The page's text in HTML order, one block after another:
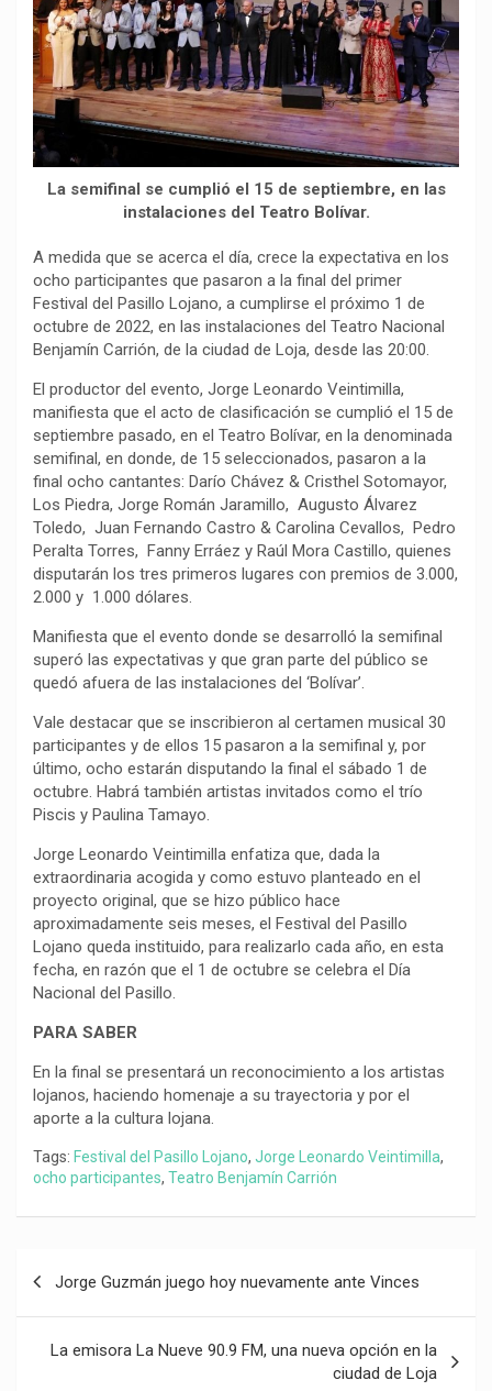
o
k
p
p
a
m
n
k
t
r
La semifinal se cumplió el 15 de septiembre, en las
instalaciones del Teatro Bolívar.
A medida que se acerca el día, crece la expectativa en los
ocho participantes que pasaron a la final del primer
Festival del Pasillo Lojano, a cumplirse el próximo 1 de
octubre de 2022, en las instalaciones del Teatro Nacional
Benjamín Carrión, de la ciudad de Loja, desde las 20:00.
El productor del evento, Jorge Leonardo Veintimilla,
manifiesta que el acto de clasificación se cumplió el 15 de
septiembre pasado, en el Teatro Bolívar, en la denominada
semifinal, en donde, de 15 seleccionados, pasaron a la
final ocho cantantes: Darío Chávez & Cristhel Sotomayor,
Los Piedra, Jorge Román Jaramillo, Augusto Álvarez
Toledo, Juan Fernando Castro & Carolina Cevallos, Pedro
Peralta Torres, Fanny Erráez y Raúl Mora Castillo, quienes
disputarán los tres primeros lugares con premios de 3.000,
2.000 y 1.000 dólares.
Manifiesta que el evento donde se desarrolló la semifinal
superó las expectativas y que gran parte del público se
quedó afuera de las instalaciones del ‘Bolívar’.
Vale destacar que se inscribieron al certamen musical 30
participantes y de ellos 15 pasaron a la semifinal y, por
último, ocho estarán disputando la final el sábado 1 de
octubre. Habrá también artistas invitados como el trío
Piscis y Paulina Tamayo.
Jorge Leonardo Veintimilla enfatiza que, dada la
extraordinaria acogida y como estuvo planteado en el
proyecto original, que se hizo público hace
aproximadamente seis meses, el Festival del Pasillo
Lojano queda instituido, para realizarlo cada año, en esta
fecha, en razón que el 1 de octubre se celebra el Día
Nacional del Pasillo.
PARA SABER
En la final se presentará un reconocimiento a los artistas
lojanos, haciendo homenaje a su trayectoria y por el
aporte a la cultura lojana.
Tags: Festival del Pasillo Lojano, Jorge Leonardo Veintimilla,
ocho participantes, Teatro Benjamín Carrión
Jorge Guzmán juego hoy nuevamente ante Vinces
La emisora La Nueve 90.9 FM, una nueva opción en la
ciudad de Loja